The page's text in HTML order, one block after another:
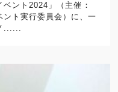
ント2024」（主催：
ト実行委員会）に、一
......